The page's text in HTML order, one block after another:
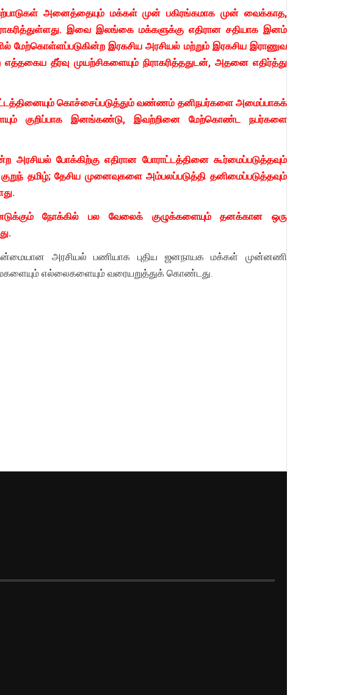
அனைத்தையும் மக்கள் முன் பகிரங்கமாக முன் வைக்காத,
இவை இலங்கை மக்களுக்கு எதிரான சதியாக இனம்
மேற்கொள்ளப்படுகின்ற இரகசிய அரசியல் மற்றும் இரகசிய இராணுவ
தீர்வு முயற்சிகளையும் நிராகரித்ததுடன், அதனை எதிர்த்து
கொச்சைப்படுத்தும் வண்ணம் தனிநபர்களை அமைப்பாகக்
குறிப்பாக இனங்கண்டு, இவற்றினை மேற்கொண்ட நபர்களை
போக்கிற்கு எதிரான போராட்டத்தினை கூர்மைப்படுத்தவும்
தமிழ்; தேசிய முனைவுகளை அம்பலப்படுத்தி தனிமைப்படுத்தவும்
நோக்கில் பல வேலைக் குழுக்களையும் தனக்கான ஒரு
அரசியல் பணியாக புதிய ஜனநாயக மக்கள் முன்னணி
எல்லைகளையும் வரையறுத்துக் கொண்டது.